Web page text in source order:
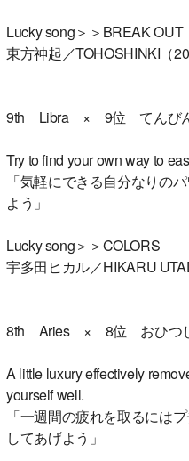
Lucky song＞＞BREAK OUT
東方神起／TOHOSHINKI（
9th Libra × 9位 てんび
Try to find your own way to
「気軽にできる自分なりの
よう」
Lucky song＞＞COLORS
宇多田ヒカル／HIKARU
8th Aries × 8位 おひつ
A little luxury effectively
yourself well.
「一週間の疲れを取るには
してあげよう」